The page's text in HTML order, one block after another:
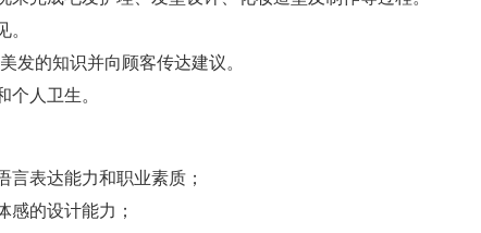
发的知识并向顾客传达建议。
个人卫生。
言表达能力和职业素质；
感的设计能力；